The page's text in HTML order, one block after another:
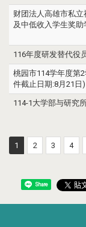
财团法人高雄市私
及中低收入学生奖
116年度研发替代役
桃园市114学年度第
件截止日期:8月21日)
114-1大学部与研究
1 2 3 4
Share